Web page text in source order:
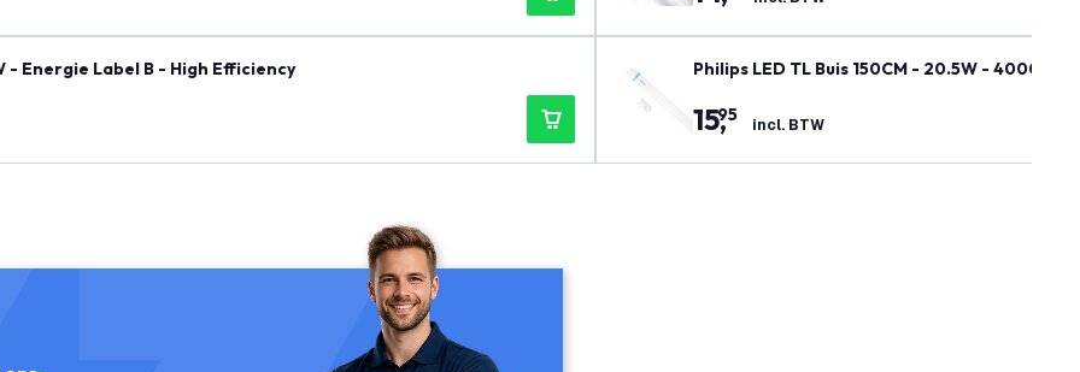
- Energie Label B - High Efficiency Philips LED TL Buis 150CM - 20.5W - 4000K -
15,
95 incl. BTW